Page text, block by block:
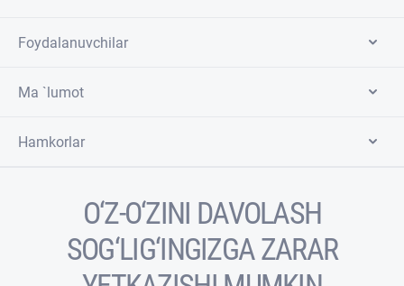
Foydalanuvchilar
Ma `lumot
Hamkorlar
O‘Z-O‘ZINI DAVOLASH
SOG‘LIG‘INGIZGA ZARAR